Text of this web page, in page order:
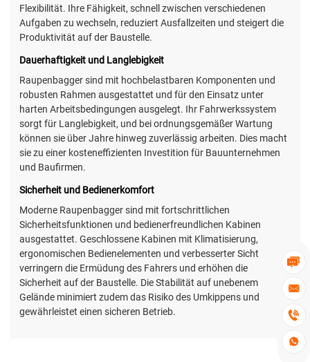




Flexibilität. Ihre Fähigkeit, schnell zwischen verschiedenen
Aufgaben zu wechseln, reduziert Ausfallzeiten und steigert die
Produktivität auf der Baustelle.
Dauerhaftigkeit und Langlebigkeit
Raupenbagger sind mit hochbelastbaren Komponenten und
robusten Rahmen ausgestattet und für den Einsatz unter
harten Arbeitsbedingungen ausgelegt. Ihr Fahrwerkssystem
sorgt für Langlebigkeit, und bei ordnungsgemäßer Wartung
können sie über Jahre hinweg zuverlässig arbeiten. Dies macht
sie zu einer kosteneffizienten Investition für Bauunternehmen
und Baufirmen.
Sicherheit und Bedienerkomfort
Moderne Raupenbagger sind mit fortschrittlichen
Sicherheitsfunktionen und bedienerfreundlichen Kabinen
ausgestattet. Geschlossene Kabinen mit Klimatisierung,
ergonomischen Bedienelementen und verbesserter Sicht
verringern die Ermüdung des Fahrers und erhöhen die
Sicherheit auf der Baustelle. Die Stabilität auf unebenem
Gelände minimiert zudem das Risiko des Umkippens und
gewährleistet einen sicheren Betrieb.